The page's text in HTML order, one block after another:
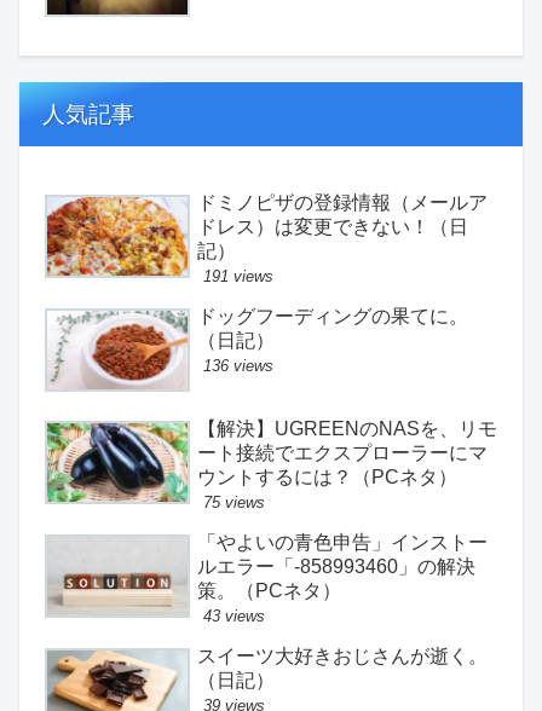
人気記事
ドミノピザの登録情報（メールア
ドレス）は変更できない！（日
記）
191 views
ドッグフーディングの果てに。
（日記）
136 views
【解決】UGREENのNASを、リモ
ート接続でエクスプローラーにマ
ウントするには？（PCネタ）
75 views
「やよいの青色申告」インストー
ルエラー「-858993460」の解決
策。（PCネタ）
43 views
スイーツ大好きおじさんが逝く。
（日記）
39 views